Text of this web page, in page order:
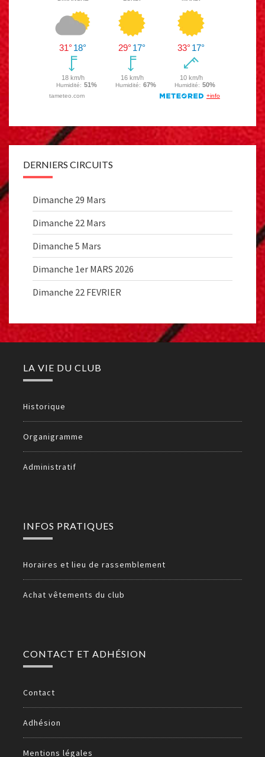
DERNIERS CIRCUITS
Dimanche 29 Mars
Dimanche 22 Mars
Dimanche 5 Mars
Dimanche 1er MARS 2026
Dimanche 22 FEVRIER
LA VIE DU CLUB
Historique
Organigramme
Administratif
INFOS PRATIQUES
Horaires et lieu de rassemblement
Achat vêtements du club
CONTACT ET ADHÉSION
Contact
Adhésion
Mentions légales